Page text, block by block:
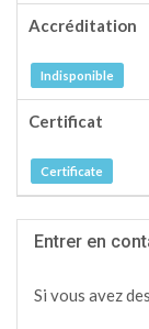
Accréditation
Indisponible
Certificat
Certificate
Entrer en
Si vous avez